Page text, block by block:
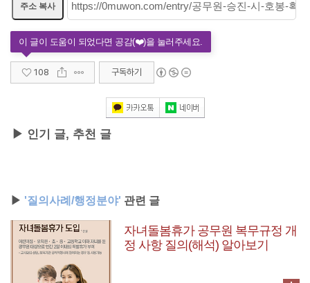
주소 복사
108 구독하기
▶ 인기 글, 추천 글
▶ '질의사례/행정분야' 관련 글
자녀돌봄휴가 공무원 복무규정 개
정 사항 질의(해석) 알아보기